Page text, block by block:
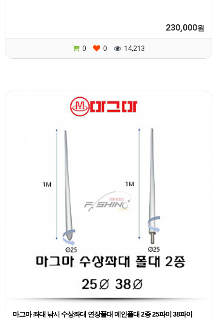
230,000원
0 0 14,213
마그마 좌대 낚시 수상좌대 연장폴대 메인폴대 2종 25파이 38파이